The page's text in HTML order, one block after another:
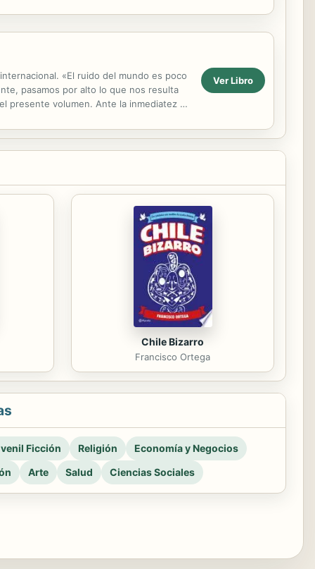
«El ruido del mundo es poco
pasamos por alto lo que nos resulta
presente volumen. Ante la inmediatez y
Ver Libro
Chile Bizarro
Francisco Ortega
Ficción Religión
Economía y Negocios
Arte Salud Ciencias Sociales